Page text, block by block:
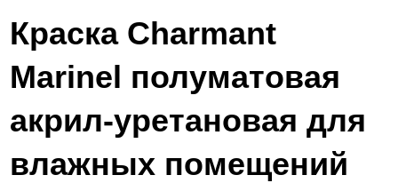
Краска Сharmant
Marinel полуматовая
акрил-уретановая для
влажных помещений